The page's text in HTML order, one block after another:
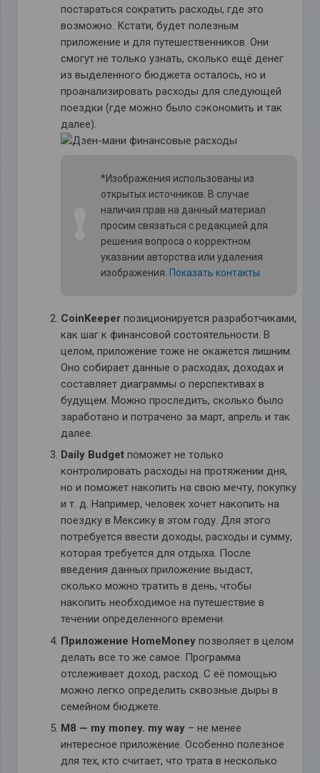
постараться сократить расходы, где это
возможно. Кстати, будет полезным
приложение и для путешественников. Они
смогут не только узнать, сколько ещё денег
из выделенного бюджета осталось, но и
проанализировать расходы для следующей
поездки (где можно было сэкономить и так
далее).
*Изображения использованы из
открытых источников. В случае
наличия прав на данный материал
просим связаться с редакцией для
решения вопроса о корректном
указании авторства или удаления
изображения. Показать контакты
CoinKeeper позиционируется разработчиками,
как шаг к финансовой состоятельности. В
целом, приложение тоже не окажется лишним.
Оно собирает данные о расходах, доходах и
составляет диаграммы о перспективах в
будущем. Можно проследить, сколько было
заработано и потрачено за март, апрель и так
далее.
Daily Budget поможет не только
контролировать расходы на протяжении дня,
но и поможет накопить на свою мечту, покупку
и т. д. Например, человек хочет накопить на
поездку в Мексику в этом году. Для этого
потребуется ввести доходы, расходы и сумму,
которая требуется для отдыха. После
введения данных приложение выдаст,
сколько можно тратить в день, чтобы
накопить необходимое на путешествие в
течении определенного времени.
Приложение HomeMoney позволяет в целом
делать все то же самое. Программа
отслеживает доход, расход. С её помощью
можно легко определить сквозные дыры в
семейном бюджете.
M8 — my money. my way – не менее
интересное приложение. Особенно полезное
для тех, кто считает, что трата в несколько